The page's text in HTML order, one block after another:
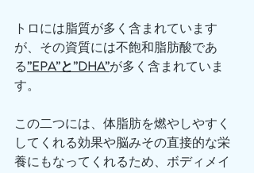
トロには脂質が多く含まれています
が、その資質には不飽和脂肪酸であ
る”EPA”と”DHA”が多く含まれていま
す。
この二つには、体脂肪を燃やしやすく
してくれる効果や脳みその直接的な栄
養にもなってくれるため、ボディメイ